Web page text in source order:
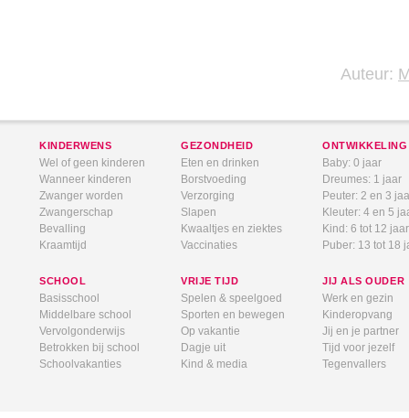
Auteur:
KINDERWENS
Wel of geen kinderen
Wanneer kinderen
Zwanger worden
Zwangerschap
Bevalling
Kraamtijd
GEZONDHEID
Eten en drinken
Borstvoeding
Verzorging
Slapen
Kwaaltjes en ziektes
Vaccinaties
ONTWIKKELING
Baby: 0 jaar
Dreumes: 1 jaar
Peuter: 2 en 3
Kleuter: 4 en 5
Kind: 6 tot 12 jaar
Puber: 13 tot 18
SCHOOL
Basisschool
Middelbare school
Vervolgonderwijs
Betrokken bij school
Schoolvakanties
VRIJE TIJD
Spelen & speelgoed
Sporten en bewegen
Op vakantie
Dagje uit
Kind & media
JIJ ALS OUDER
Werk en gezin
Kinderopvang
Jij en je partner
Tijd voor jezelf
Tegenvallers